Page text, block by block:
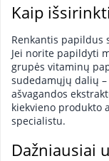
Kaip
Renkantis
Jei norite papildyti
grupės vitaminų
sudedamųjų dalių
ašvagandos
kiekvieno produkto
specialistu.
Dažniausiai